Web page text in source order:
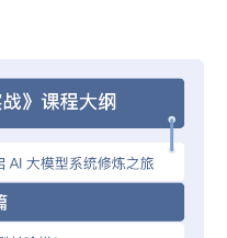
正的 LLM 系统。
快速建立对 AI 大模型系
建设的工业级 AI 大模
设这门课程，他将结合自